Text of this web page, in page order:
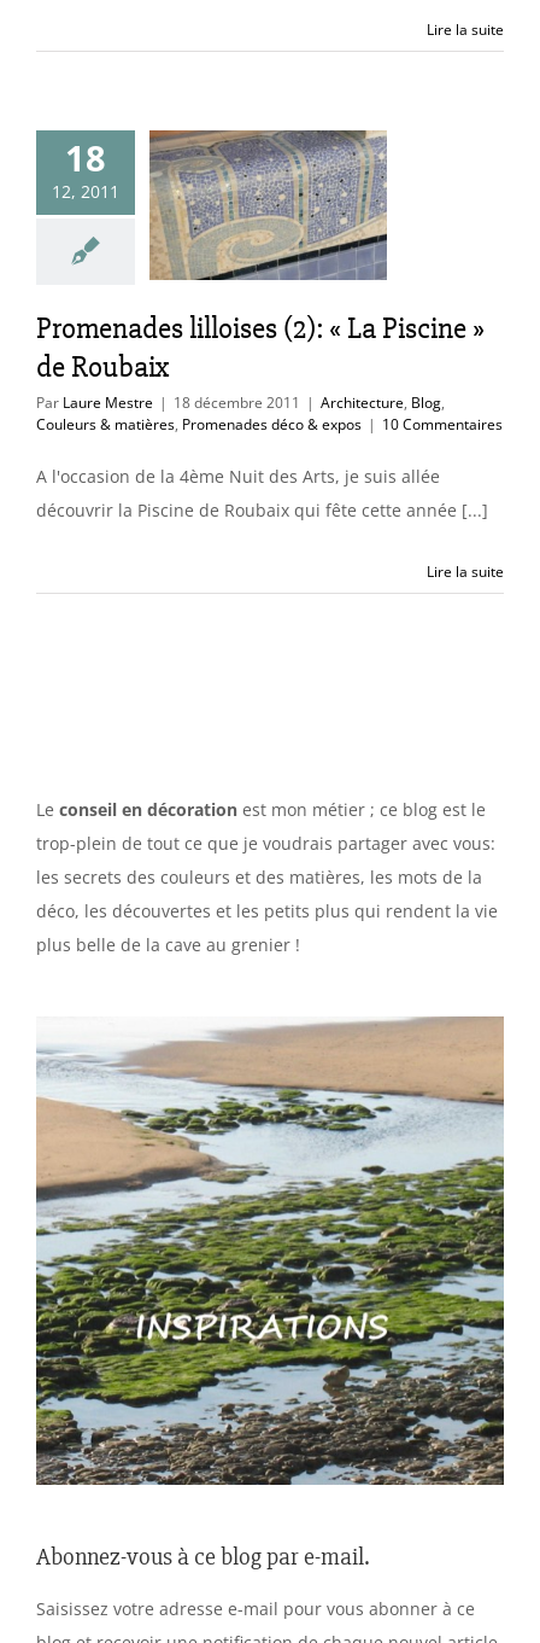
Lire la suite
18
12, 2011
(2): « La
» de
& expos
Promenades lilloises (2): « La Piscine »
de Roubaix
Par Laure Mestre | 18 décembre 2011 | Architecture, Blog,
Couleurs & matières, Promenades déco & expos | 10 Commentaires
A l'occasion de la 4ème Nuit des Arts, je suis allée
découvrir la Piscine de Roubaix qui fête cette année [...]
Lire la suite
Le conseil en décoration est mon métier ; ce blog est le
trop-plein de tout ce que je voudrais partager avec vous:
les secrets des couleurs et des matières, les mots de la
déco, les découvertes et les petits plus qui rendent la vie
plus belle de la cave au grenier !
Abonnez-vous à ce blog par e-mail.
Saisissez votre adresse e-mail pour vous abonner à ce